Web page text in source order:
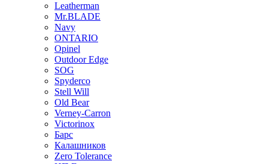
Leatherman
Mr.BLADE
Navy
ONTARIO
Opinel
Outdoor Edge
SOG
Spyderco
Stell Will
Old Bear
Verney-Carron
Victorinox
Барс
Калашников
Zero Tolerance